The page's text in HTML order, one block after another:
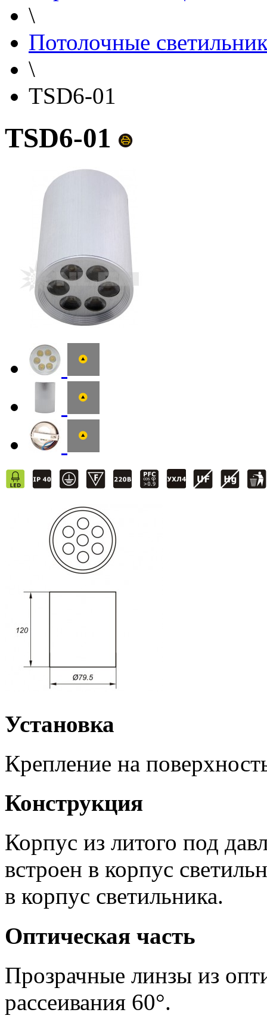
\
Потолочные
\
TSD6-01
TSD6-01
Установка
Крепление на
Конструкция
Корпус из литого под
встроен в корпус
в корпус светильника.
Оптическая часть
Прозрачные линзы из
рассеивания 60°.